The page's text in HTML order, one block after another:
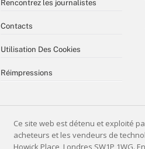
Rencontrez les journalistes
Contacts
Utilisation Des Cookies
Réimpressions